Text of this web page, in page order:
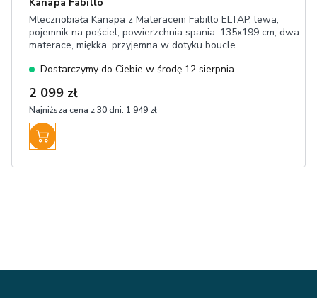
Mlecznobiała Kanapa z Materacem Fabillo ELTAP, lewa,
pojemnik na pościel, powierzchnia spania: 135x199 cm, dwa
materace, miękka, przyjemna w dotyku boucle
Dostarczymy do Ciebie w środę 12 sierpnia
2 099 zł
Najniższa cena z 30 dni: 1 949 zł